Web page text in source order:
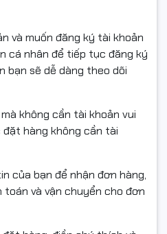
sáng rộng.
và muốn đăng ký tài khoản
cá nhân để tiếp tục đăng ký
bạn sẽ dễ dàng theo dõi
không cần tài khoản vui
hàng không cần tài
của bạn để nhận đơn hàng,
và vận chuyển cho đơn